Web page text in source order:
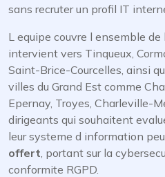
sans recruter un profil IT
L equipe couvre l ensemble
intervient vers Tinqueux,
Saint-Brice-Courcelles, ainsi
villes du Grand Est comme
Epernay, Troyes, Charleville-
dirigeants qui souhaitent
leur systeme d information
offert, portant sur la
conformite RGPD.